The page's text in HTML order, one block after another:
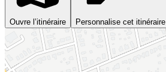
Ouvre l’itinéraire Personnalise cet itinéraire